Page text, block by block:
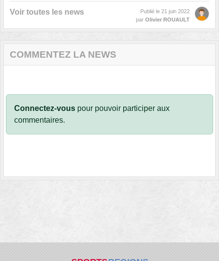
Voir toutes les news Publié le 21 juin 2022
par Olivier ROUAULT
COMMENTEZ LA NEWS
Connectez-vous pour pouvoir participer aux
commentaires.